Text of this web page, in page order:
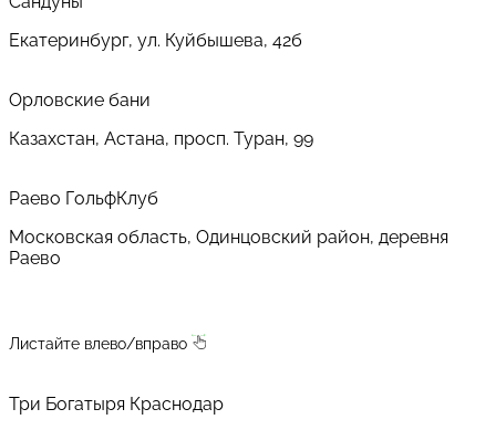
Екатеринбург, ул. Куйбышева, 42б
Орловские бани
Казахстан, Астана, просп. Туран, 99
Раево ГольфКлуб
Московская область, Одинцовский район, деревня
Раево
Листайте влево/вправо
Три Богатыря Краснодар